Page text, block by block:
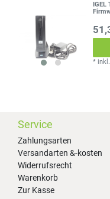
IGEL
*
Service
Zahlungsarten
Versandarten &-kosten
Widerrufsrecht
Warenkorb
Zur Kasse